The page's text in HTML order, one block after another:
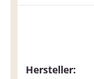
Hersteller: